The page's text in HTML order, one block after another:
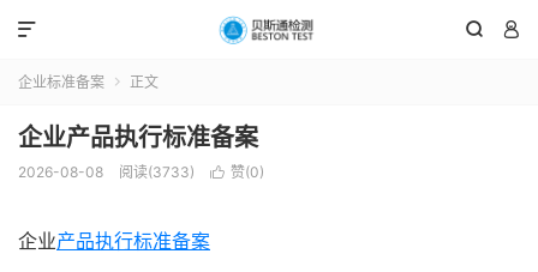
 

企业标准备案  正文
企业产品执行标准备案
2026-08-08 阅读(3733)  赞(0)
企业产品执行标准备案